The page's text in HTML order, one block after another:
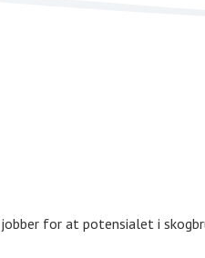
for at potensialet i